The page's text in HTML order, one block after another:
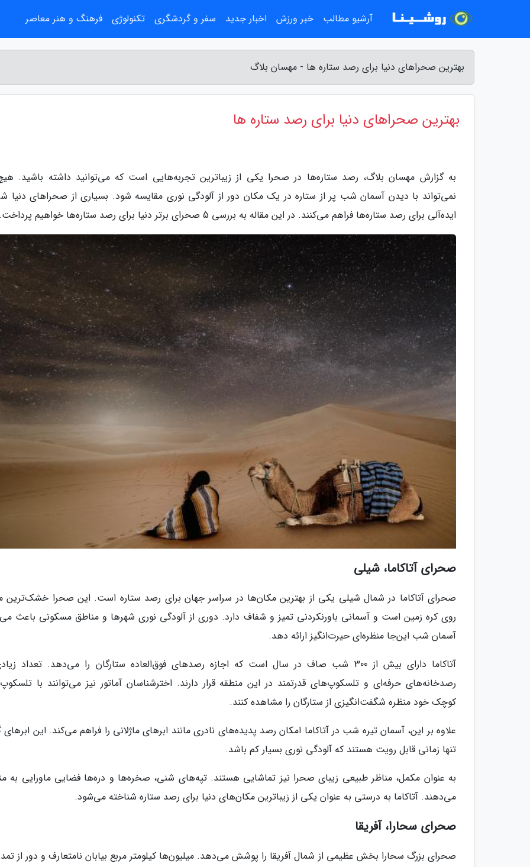
بهترین صحراهای دنیا برای رصد ستاره ها - مهسان بلاگ
بهترین صحراهای دنیا برای رصد ستاره ها
به گزارش مهسان بلاگ، رصد ستاره‌ها در صحرا یکی از زیباترین تجربه‌هایی است که می‌توانید داشته باشید.
نمی‌تواند با دیدن آسمان شب پر از ستاره در یک مکان دور از آلودگی نوری مقایسه شود. بسیاری از صحراهای دنیا
ایده‌آلی برای رصد ستاره‌ها فراهم می‌کنند. در این مقاله به بررسی 5 صحرای برتر دنیا برای رصد ستاره‌ها خواهیم پرداخت.
صحرای آتاکاما، شیلی
صحرای آتاکاما در شمال شیلی یکی از بهترین مکان‌ها در سراسر جهان برای رصد ستاره است. این صحرا خشک‌ترین
روی کره زمین است و آسمانی باورنکردنی تمیز و شفاف دارد. دوری از آلودگی نوری شهرها و مناطق مسکونی باعث
آسمان شب این‌جا منظره‌ای حیرت‌انگیز ارائه دهد.
آتاکاما دارای بیش از 300 شب صاف در سال است که اجازه رصدهای فوق‌العاده ستارگان را می‌دهد. تعداد
رصدخانه‌های حرفه‌ای و تلسکوپ‌های قدرتمند در این منطقه قرار دارند. اخترشناسان آماتور نیز می‌توانند با
کوچک خود منظره شگفت‌انگیزی از ستارگان را مشاهده کنند.
علاوه بر این، آسمان تیره شب در آتاکاما امکان رصد پدیده‌های نادری مانند ابرهای ماژلانی را فراهم می‌کند. این ابرهای
تنها زمانی قابل رویت هستند که آلودگی نوری بسیار کم باشد.
به عنوان مکمل، مناظر طبیعی زیبای صحرا نیز تماشایی هستند. تپه‌های شنی، صخره‌ها و دره‌ها فضایی ماورایی به
می‌دهند. آتاکاما به درستی به عنوان یکی از زیباترین مکان‌های دنیا برای رصد ستاره شناخته می‌شود.
صحرای سحارا، آفریقا
صحرای بزرگ سحارا بخش عظیمی از شمال آفریقا را پوشش می‌دهد. میلیون‌ها کیلومتر مربع بیابان نامتعارف و دور از
آرشیو مطالب خبر ورزش اخبار جدید سفر و گردشگری تکنولوژی فرهنگ و هنر معاصر